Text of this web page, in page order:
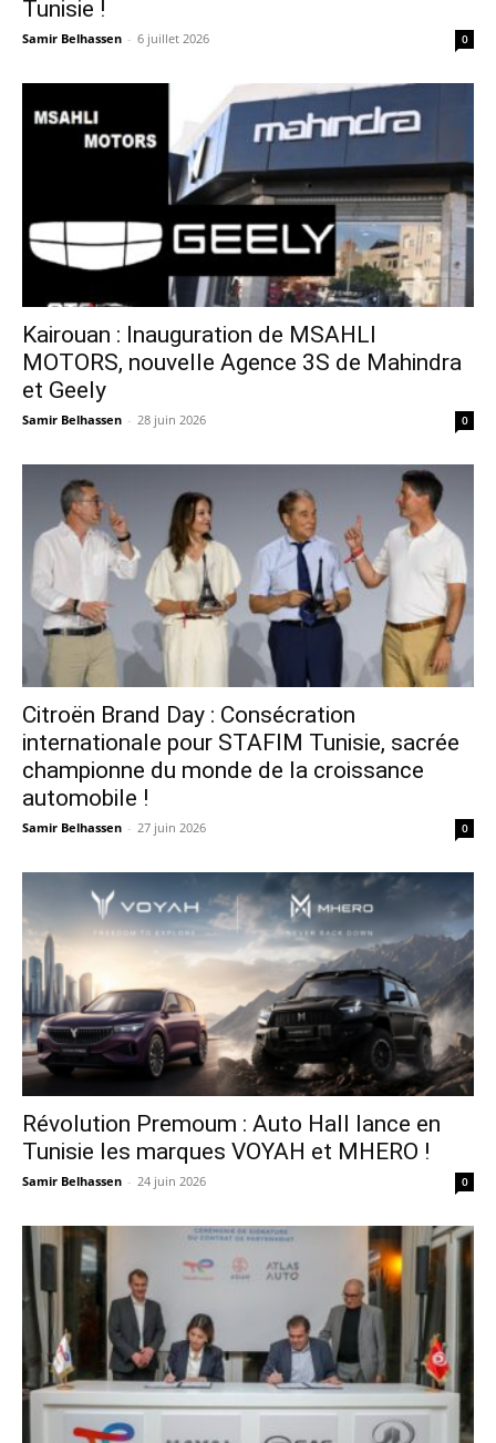
Tunisie !
Samir Belhassen - 6 juillet 2026 0
Kairouan : Inauguration de MSAHLI
MOTORS, nouvelle Agence 3S de Mahindra
et Geely
Samir Belhassen - 28 juin 2026 0
Citroën Brand Day : Consécration
internationale pour STAFIM Tunisie, sacrée
championne du monde de la croissance
automobile !
Samir Belhassen - 27 juin 2026 0
Révolution Premoum : Auto Hall lance en
Tunisie les marques VOYAH et MHERO !
Samir Belhassen - 24 juin 2026 0